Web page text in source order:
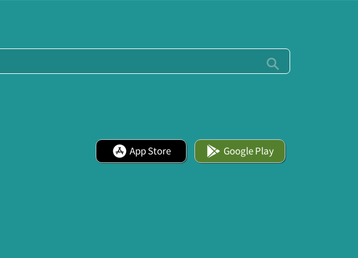
App Store Google Play